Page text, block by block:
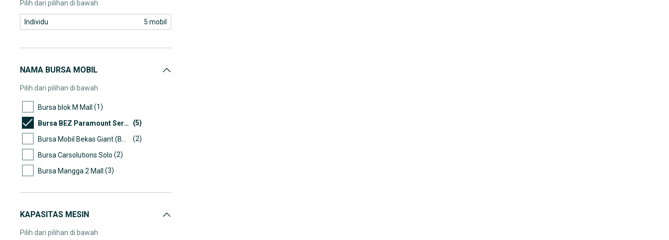
Pilih dari pilihan di bawah
Individu 5 mobil
NAMA BURSA MOBIL
Pilih dari pilihan di bawah
Bursa blok M Mall (1)
Bursa BEZ Paramount Serpong (5)
(2)
Bursa Carsolutions Solo (2)
Bursa Mangga 2 Mall (3)
KAPASITAS MESIN
Pilih dari pilihan di bawah